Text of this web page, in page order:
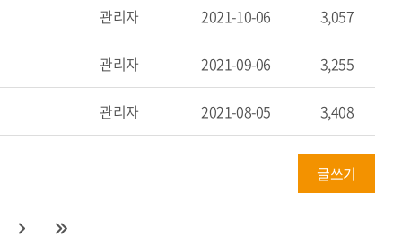
관리자 2021-10-06 3,057
관리자 2021-09-06 3,255
관리자 2021-08-05 3,408
글쓰기